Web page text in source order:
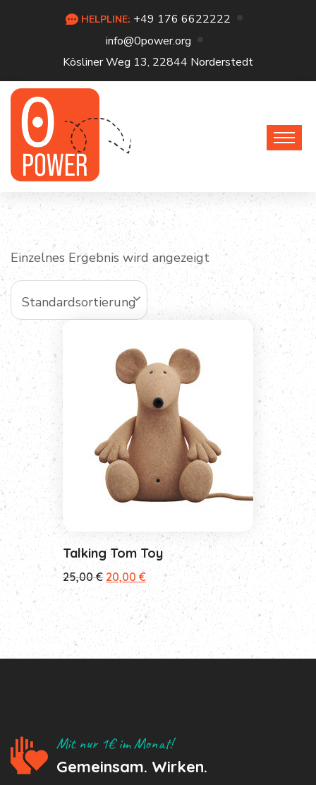
HELPLINE: +49 176 6622222
info@0power.org
Kösliner Weg 13, 22844 Norderstedt
Einzelnes Ergebnis wird angezeigt
Standardsortierung
Talking Tom Toy
25,00€ Ursprünglicher
Preis
war:
25,00 €
20,00 €Aktueller
Preis
20,00 €.
Mit nur 1€ im Monat!
Gemeinsam. Wirken.